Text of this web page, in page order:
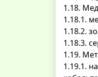
1.18.
1.18.1.
1.18.2.
1.18.3.
1.19.
1.19.1.